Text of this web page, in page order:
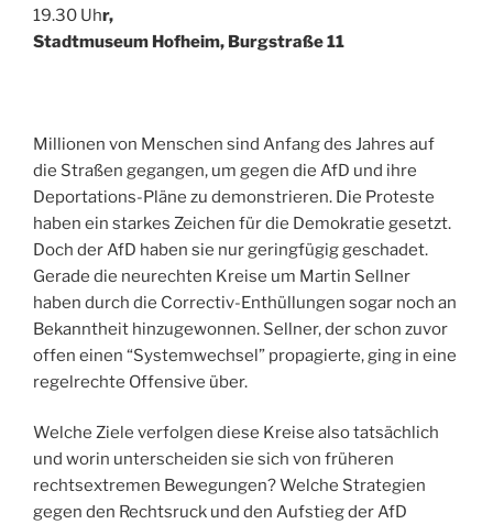
19.30 Uhr,
Stadtmuseum Hofheim, Burgstraße 11
Millionen von Menschen sind Anfang des Jahres auf
die Straßen gegangen, um gegen die AfD und ihre
Deportations-Pläne zu demonstrieren. Die Proteste
haben ein starkes Zeichen für die Demokratie gesetzt.
Doch der AfD haben sie nur geringfügig geschadet.
Gerade die neurechten Kreise um Martin Sellner
haben durch die Correctiv-Enthüllungen sogar noch an
Bekanntheit hinzugewonnen. Sellner, der schon zuvor
offen einen “Systemwechsel” propagierte, ging in eine
regelrechte Offensive über.
Welche Ziele verfolgen diese Kreise also tatsächlich
und worin unterscheiden sie sich von früheren
rechtsextremen Bewegungen? Welche Strategien
gegen den Rechtsruck und den Aufstieg der AfD